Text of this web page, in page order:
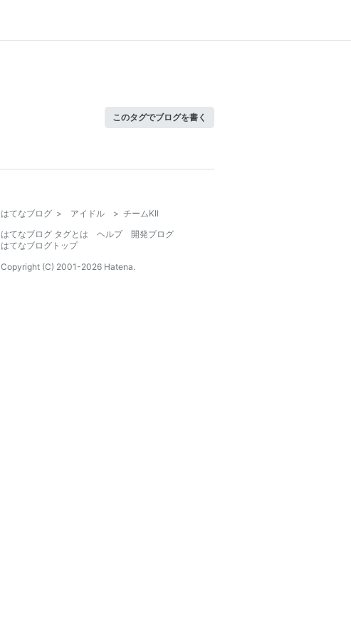
このタグでブログを書く
はてなブログ > アイドル > チームKII
はてなブログ タグとは
ヘルプ
開発ブログ
はてなブログトップ
Copyright (C) 2001-2026 Hatena.